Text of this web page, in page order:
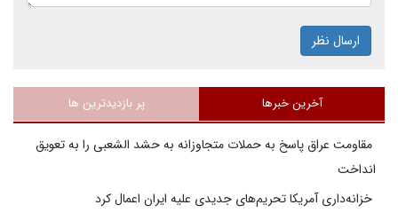
ارسال نظر
آخرین خبرها پر بازدیدترین ها
مقاومت عراق پاسخ به حملات متجاوزانه به حشد الشعبی را به تعویق
انداخت
خزانه‌داری آمریکا تحریم‌های جدیدی علیه ایران اعمال کرد